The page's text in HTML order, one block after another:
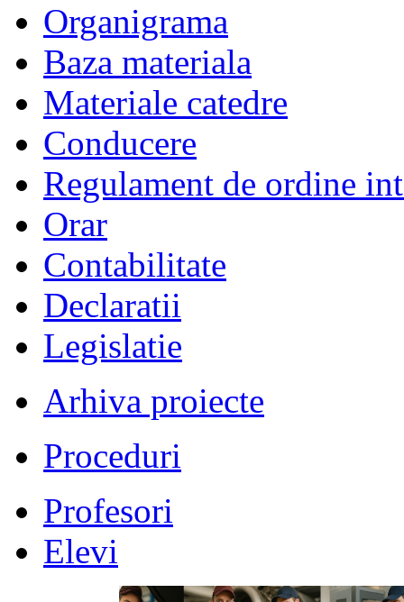
Organigrama
Baza materiala
Materiale catedre
Conducere
Regulament de ordine
Orar
Contabilitate
Declaratii
Legislatie
Arhiva proiecte
Proceduri
Profesori
Elevi